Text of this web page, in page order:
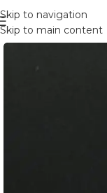
Skip to navigation
Skip to main content